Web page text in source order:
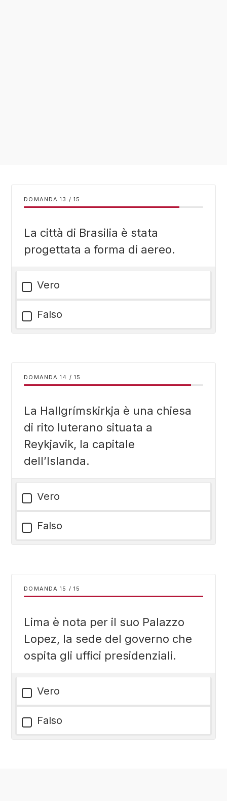
DOMANDA / 15
La città di Brasilia è stata
progettata a forma di aereo.
Vero
Falso
DOMANDA / 15
La Hallgrímskirkja è una chiesa
di rito luterano situata a
Reykjavik, la capitale
dell’Islanda.
Vero
Falso
DOMANDA / 15
Lima è nota per il suo Palazzo
Lopez, la sede del governo che
ospita gli uffici presidenziali.
Vero
Falso